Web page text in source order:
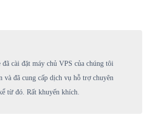
đã cài đặt máy chủ VPS của chúng tôi
và đã cung cấp dịch vụ hỗ trợ chuyên
từ đó. Rất khuyến khích.